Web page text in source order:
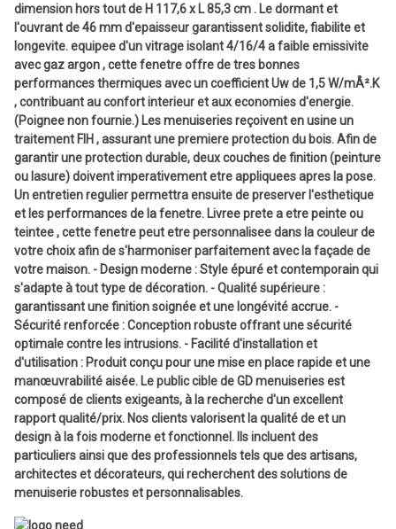
dimension hors tout de H 117,6 x L 85,3 cm . Le dormant et
l'ouvrant de 46 mm d'epaisseur garantissent solidite, fiabilite et
longevite. equipee d'un vitrage isolant 4/16/4 a faible emissivite
avec gaz argon , cette fenetre offre de tres bonnes
performances thermiques avec un coefficient Uw de 1,5 W/mÂ².K
, contribuant au confort interieur et aux economies d'energie.
(Poignee non fournie.) Les menuiseries reçoivent en usine un
traitement FIH , assurant une premiere protection du bois. Afin de
garantir une protection durable, deux couches de finition (peinture
ou lasure) doivent imperativement etre appliquees apres la pose.
Un entretien regulier permettra ensuite de preserver l'esthetique
et les performances de la fenetre. Livree prete a etre peinte ou
teintee , cette fenetre peut etre personnalisee dans la couleur de
votre choix afin de s'harmoniser parfaitement avec la façade de
votre maison. - Design moderne : Style épuré et contemporain qui
s'adapte à tout type de décoration. - Qualité supérieure :
garantissant une finition soignée et une longévité accrue. -
Sécurité renforcée : Conception robuste offrant une sécurité
optimale contre les intrusions. - Facilité d'installation et
d'utilisation : Produit conçu pour une mise en place rapide et une
manœuvrabilité aisée. Le public cible de GD menuiseries est
composé de clients exigeants, à la recherche d'un excellent
rapport qualité/prix. Nos clients valorisent la qualité de et un
design à la fois moderne et fonctionnel. Ils incluent des
particuliers ainsi que des professionnels tels que des artisans,
architectes et décorateurs, qui recherchent des solutions de
menuiserie robustes et personnalisables.